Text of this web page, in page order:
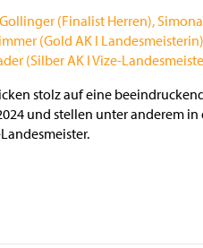
stolz auf eine
und stellen unter anderem in